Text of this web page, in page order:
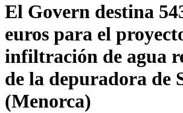
El Govern destina
euros para el
infiltración de agua
de la depuradora de
(Menorca)